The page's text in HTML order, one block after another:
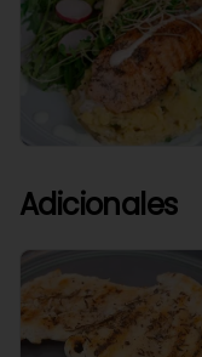
Adicionales